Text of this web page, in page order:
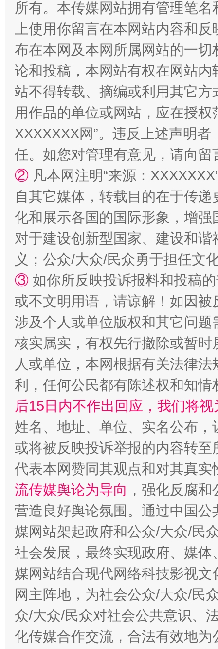
站台名比不上好声名
漫山遍野的桃花与雪山、麦地、白藏房 除
招工难、用工荒背后
网上购药对药下症？
这是一记警钟！ 谢
所有。本传媒网站拥有管理笔
上使用你留言在本网站内容和
布在本网及本网所属网站的一
论和投稿，本网站有权在网站
站不得转载、摘编或利用其它
用作品的单位或网站，应在授
XXXXXXX网”。违反上述声明
任。如您对管理有意见，请向
② 凡本网注明“来源：
自其它媒体，转载目的在于传
化和展示各国的国际形象，增
对于建设创新型国家、建设和
义；公众/大众/民众勇于担任文
③ 如你所反映投诉报料和投稿
或不文明用语，请谅解！如因
涉及个人或单位版权和其它问题
核实属实，有权先行撤除或暂
人或单位，本网根据有关法律
利，任何公民都有陈述权和知情
后15日内不作出回应，我们将
姓名、地址、单位、实名公布
或将被反映投诉举报的内容转
代表本网赞同其观点和对其真实
流传媒舆论为导向 ，强化反腐
营造良好舆论氛围。通过中国
媒网站架起政府和公众/大众/民
社会发展，最终实现政府、媒
媒网站结合现代网络科技影视
网主阵地，为社会公众/大众/民
众/大众/民众对社会公共意识、
化传媒合作交流，合法有效地